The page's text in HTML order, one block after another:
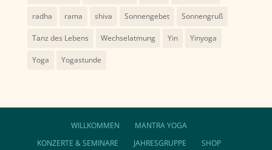
radha rama shiva Sonnengebet Sonnengruß
Tanz des Lebens Wechselatmung Yin Yinyoga
Yoga Yogastunde
WILLKOMMEN
MANTRA YOGA
KONZERTE & SEMINARE
JAHRESGRUPPE SHOP